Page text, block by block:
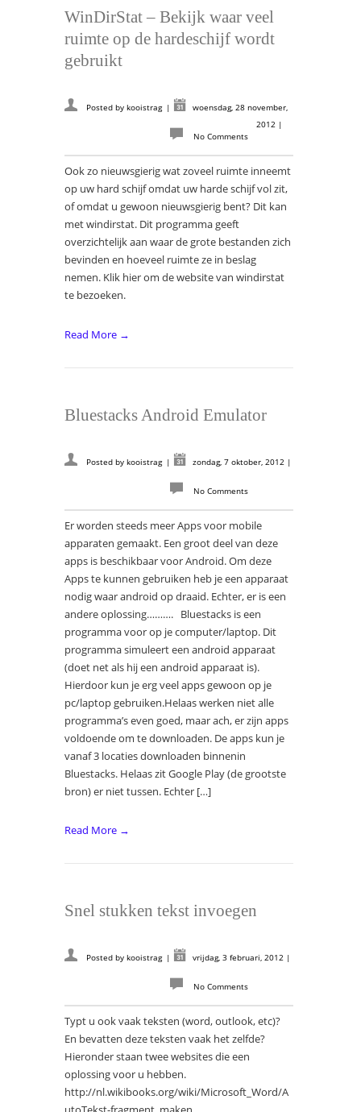
WinDirStat – Bekijk waar veel
ruimte op de hardeschijf wordt
gebruikt
Posted by kooistrag |
woensdag, 28 november,
2012 |
No Comments
Ook zo nieuwsgierig wat zoveel ruimte inneemt
op uw hard schijf omdat uw harde schijf vol zit,
of omdat u gewoon nieuwsgierig bent? Dit kan
met windirstat. Dit programma geeft
overzichtelijk aan waar de grote bestanden zich
bevinden en hoeveel ruimte ze in beslag
nemen. Klik hier om de website van windirstat
te bezoeken.
Read More →
Bluestacks Android Emulator
Posted by kooistrag | zondag, 7 oktober, 2012 |
No Comments
Er worden steeds meer Apps voor mobile
apparaten gemaakt. Een groot deel van deze
apps is beschikbaar voor Android. Om deze
Apps te kunnen gebruiken heb je een apparaat
nodig waar android op draaid. Echter, er is een
andere oplossing………. Bluestacks is een
programma voor op je computer/laptop. Dit
programma simuleert een android apparaat
(doet net als hij een android apparaat is).
Hierdoor kun je erg veel apps gewoon op je
pc/laptop gebruiken.Helaas werken niet alle
programma’s even goed, maar ach, er zijn apps
voldoende om te downloaden. De apps kun je
vanaf 3 locaties downloaden binnenin
Bluestacks. Helaas zit Google Play (de grootste
bron) er niet tussen. Echter […]
Read More →
Snel stukken tekst invoegen
Posted by kooistrag | vrijdag, 3 februari, 2012 |
No Comments
Typt u ook vaak teksten (word, outlook, etc)?
En bevatten deze teksten vaak het zelfde?
Hieronder staan twee websites die een
oplossing voor u hebben.
http://nl.wikibooks.org/wiki/Microsoft_Word/A